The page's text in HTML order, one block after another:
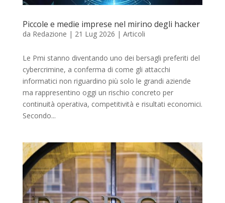
Piccole e medie imprese nel mirino degli hacker
da Redazione | 21 Lug 2026 | Articoli
Le Pmi stanno diventando uno dei bersagli preferiti del
cybercrimine, a conferma di come gli attacchi
informatici non riguardino più solo le grandi aziende
ma rappresentino oggi un rischio concreto per
continuità operativa, competitività e risultati economici.
Secondo...